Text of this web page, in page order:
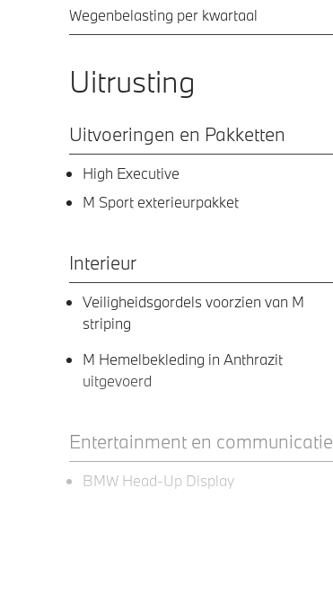
Wegenbelasting per kwartaal
Uitrusting
Uitvoeringen en Pakketten
High Executive
M Sport exterieurpakket
Interieur
Veiligheidsgordels voorzien van M
striping
M Hemelbekleding in Anthrazit
uitgevoerd
Entertainment en communicatie
BMW Head-Up Display